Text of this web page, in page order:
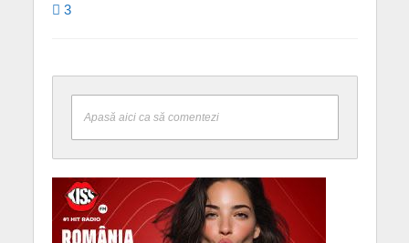
3
Apasă aici ca să comentezi